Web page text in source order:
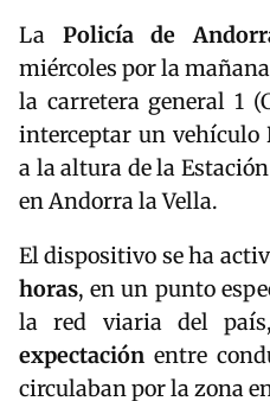
La Policía de
miércoles por la
la carretera general 1
interceptar un vehículo
a la altura de la
enAndorra la Vella.
El dispositivo se ha
horas, en un punto
la red viaria del
expectación entre
circulaban por la zona